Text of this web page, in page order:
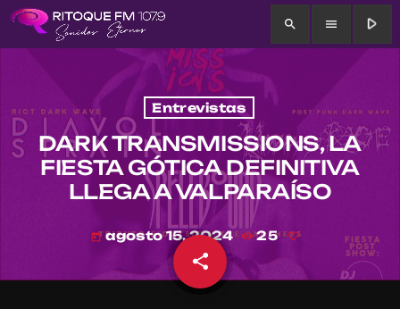
search menu play_arrow
Entrevistas
DARK TRANSMISSIONS, LA
FIESTA GÓTICA DEFINITIVA
LLEGA A VALPARAÍSO
today agosto 15, 2024 25
share
email